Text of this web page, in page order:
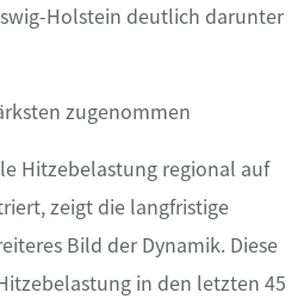
Holstein deutlich darunter
zugenommen
Hitzebelastung regional auf
zeigt die langfristige
Bild der Dynamik. Diese
in den letzten 45